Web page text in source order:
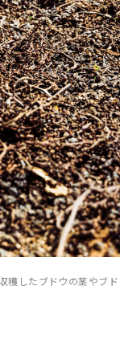
穫したブドウの茎やブド